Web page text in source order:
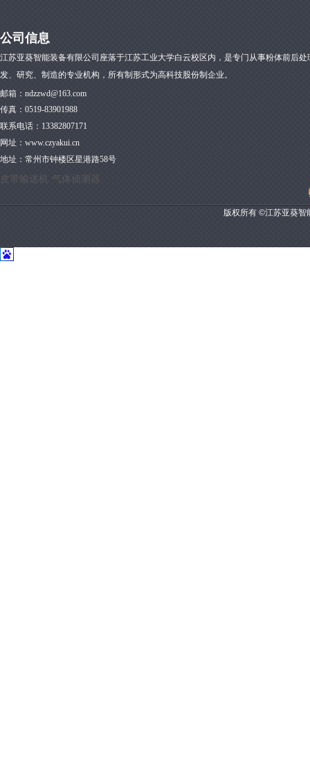
皮带输送机 气体侦测器
版权所有 ©江苏亚葵智
邮箱： ndzzwd@163.com
传真： 0519-83901988
联系电话：13382807171
网址： www.czyakui.cn
地址： 常州市钟楼区星港路58号
江苏亚葵智能装备有限公司座落于江苏工业大学白云校区内，是专门从事粉体前后处
发、研究、制造的专业机构，所有制形式为高科技股份制企业。
公司信息